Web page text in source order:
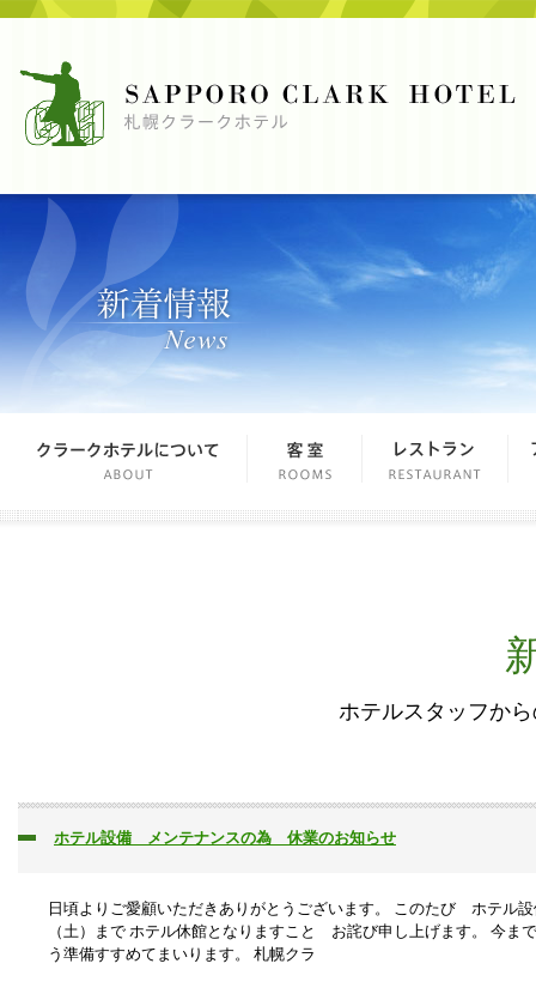
ホテルスタッフか
ホテル設備 メンテナンスの為 休業のお知らせ
日頃よりご愛顧いただきありがとうございます。 このたび ホテル
（土）まで ホテル休館となりますこと お詫び申し上げます。 今ま
う準備すすめてまいります。 札幌クラ